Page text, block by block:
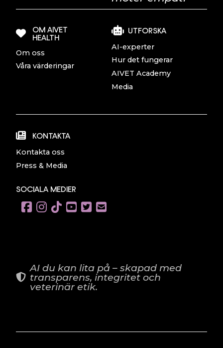
OM AIVET
HEALTH
Om oss
Våra värderingar
UTFORSKA
AI-experter
Hur det fungerar
AIVET Academy
Media
KONTAKTA
Kontakta oss
Press & Media
SOCIALA MEDIER
AI du kan lita på – skapad med
transparens, integritet och
veterinär etik.